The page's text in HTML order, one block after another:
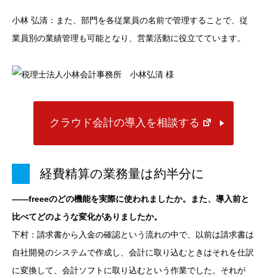
小林 弘清：また、部門を各従業員の名前で管理することで、従
業員別の業績管理も可能となり、営業活動に役立てています。
クラウド会計の導入を相談する
経費精算の業務量は約半分に
――freeeのどの機能を実際に使われましたか。また、導入前と
比べてどのような変化がありましたか。
下村：請求書から入金の確認という流れの中で、以前は請求書は
自社開発のシステムで作成し、会計に取り込むときはそれを仕訳
に変換して、会計ソフトに取り込むという作業でした。それが